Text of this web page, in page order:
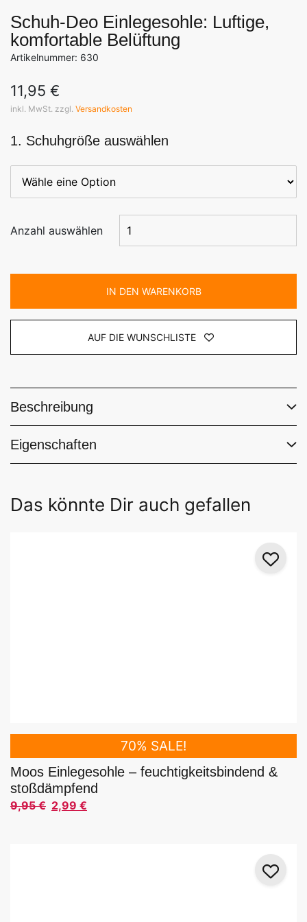
Schuh-Deo Einlegesohle: Luftige,
komfortable Belüftung
Artikelnummer: 630
11,95 €
inkl. MwSt. zzgl. Versandkosten
1. Schuhgröße auswählen
Anzahl auswählen
IN DEN WARENKORB
AUF DIE WUNSCHLISTE
Beschreibung
Eigenschaften
Das könnte Dir auch gefallen
70% SALE!
Moos Einlegesohle – feuchtigkeitsbindend &
stoßdämpfend
9,95€
Ursprünglicher Preis war: 9,95 €
2,99 €
Aktueller Preis ist: 2,99 €.